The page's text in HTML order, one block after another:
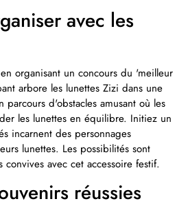
avec les
organisant un concours du 'meilleur
arbore les lunettes Zizi dans une
d'obstacles amusant où les
les lunettes en équilibre. Initiez un
incarnent des personnages
lunettes. Les possibilités sont
avec cet accessoire festif.
réussies